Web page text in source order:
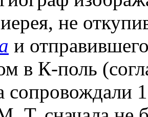
не
и
в К-поль
сопровождали